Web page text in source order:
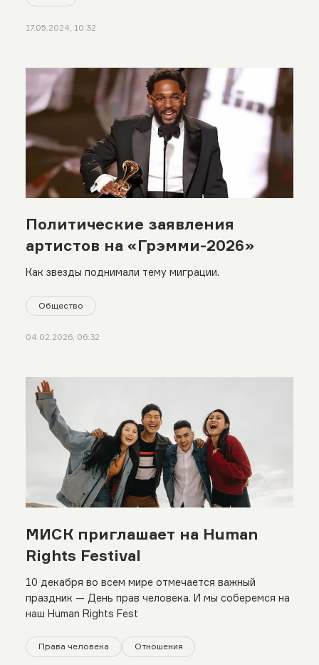
17.05.2024, 10:32
Политические заявления
артистов на «Грэмми-2026»
Как звезды поднимали тему миграции.
Общество
04.02.2026, 06:32
МИСК приглашает на Human
Rights Festival
10 декабря во всем мире отмечается важный
праздник — День прав человека. И мы соберемся на
наш Human Rights Fest
Права человека Отношения